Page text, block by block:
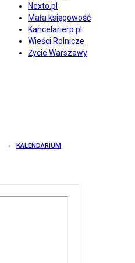
Nexto.pl
Mała księgowość
Kancelarierp.pl
Wieści Rolnicze
Życie Warszawy
KALENDARIUM